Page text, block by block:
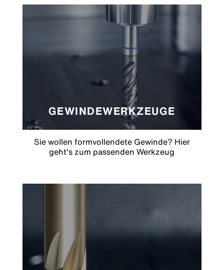
GEWINDEWERKZEUGE
Sie wollen formvollendete Gewinde? Hier
geht's zum passenden Werkzeug